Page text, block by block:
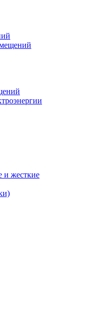
и жесткие